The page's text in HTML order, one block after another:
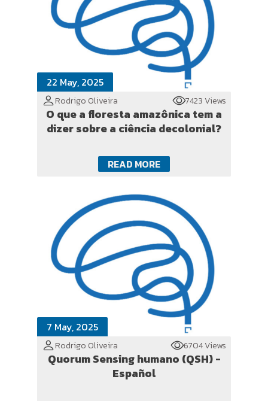
22 May, 2025
Rodrigo Oliveira 7423 Views
O que a floresta amazônica tem a
dizer sobre a ciência decolonial?
READ MORE
7 May, 2025
Rodrigo Oliveira 6704 Views
Quorum Sensing humano (QSH) -
Español